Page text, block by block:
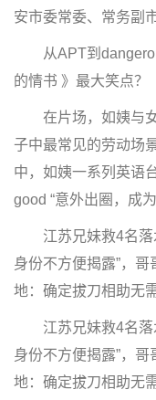
安市委常委、常务副
从APT到
的情书 》最大笑点？
在片场，如姨与女
子中最常见的劳动场
中，如姨一系列英语
good “意外出圈，成
江苏兄妹救4名落
身份不方便揭露”，
地：确定拔刀相助无
江苏兄妹救4名落
身份不方便揭露”，
地：确定拔刀相助无